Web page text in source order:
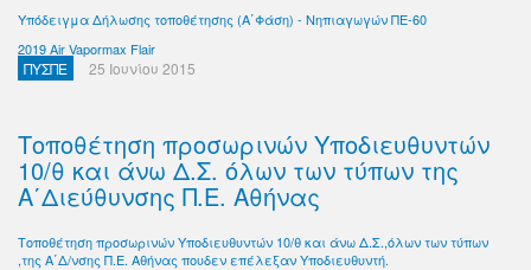
Υπόδειγμα Δήλωσης τοποθέτησης (Α΄Φάση) - Νηπιαγωγών ΠΕ-60
2019 Air Vapormax Flair
ΠΥΣΠΕ 25 Ιουνίου 2015
Τοποθέτηση προσωρινών Υποδιευθυντών
10/θ και άνω Δ.Σ. όλων των τύπων της
Α΄Διεύθυνσης Π.Ε. Αθήνας
Τοποθέτηση προσωρινών Υποδιευθυντών 10/θ και άνω Δ.Σ.,όλων των τύπων
,της Α΄Δ/νσης Π.Ε. Αθήνας πουδεν επέλεξαν Υποδιευθυντή.